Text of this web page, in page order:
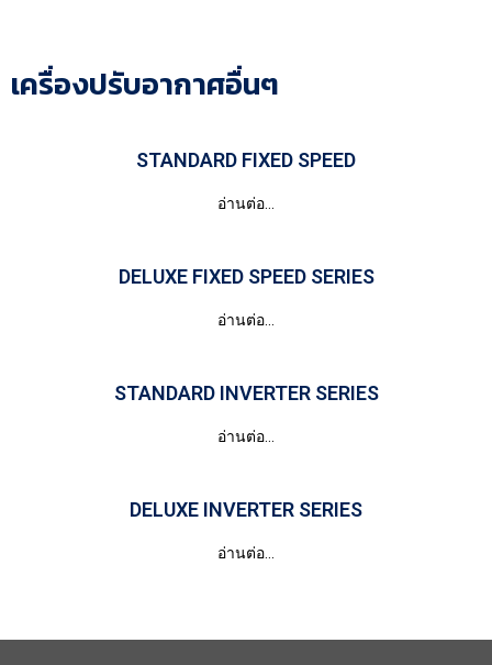
เครื่องปรับอากาศอื่นๆ
STANDARD FIXED SPEED
อ่านต่อ...
DELUXE FIXED SPEED SERIES
อ่านต่อ...
STANDARD INVERTER SERIES
อ่านต่อ...
DELUXE INVERTER SERIES
อ่านต่อ...